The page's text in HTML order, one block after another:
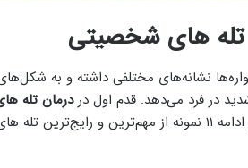
تله های شخصیتی
نشانه‌های مختلفی داشته و به
در فرد می‌دهد. قدم اول دردرمان تله
را شرح می‌دهیم: